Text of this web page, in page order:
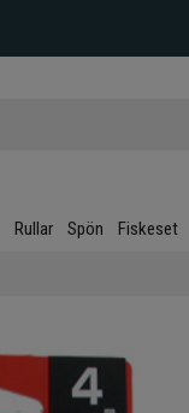
Rullar Spön Fiskeset